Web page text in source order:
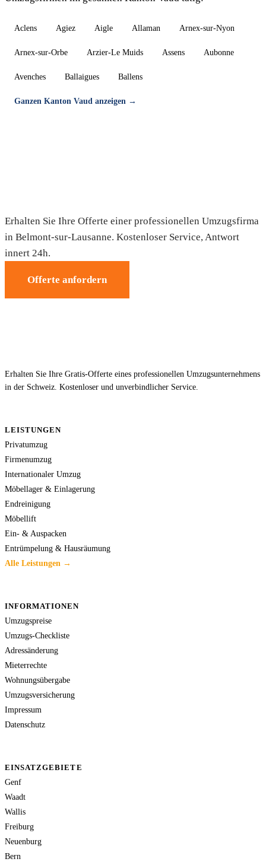
Aclens Agiez Aigle Allaman Arnex-sur-Nyon
Arnex-sur-Orbe Arzier-Le Muids Assens Aubonne
Avenches Ballaigues Ballens
Ganzen Kanton Vaud anzeigen →
Erhalten Sie Ihre Offerte einer professionellen Umzugsfirma
in Belmont-sur-Lausanne. Kostenloser Service, Antwort
innert 24h.
Offerte anfordern
Erhalten Sie Ihre Gratis-Offerte eines professionellen Umzugsunternehmens
in der Schweiz. Kostenloser und unverbindlicher Service.
LEISTUNGEN
Privatumzug
Firmenumzug
Internationaler Umzug
Möbellager & Einlagerung
Endreinigung
Möbellift
Ein- & Auspacken
Entrümpelung & Hausräumung
Alle Leistungen →
INFORMATIONEN
Umzugspreise
Umzugs-Checkliste
Adressänderung
Mieterrechte
Wohnungsübergabe
Umzugsversicherung
Impressum
Datenschutz
EINSATZGEBIETE
Genf
Waadt
Wallis
Freiburg
Neuenburg
Bern